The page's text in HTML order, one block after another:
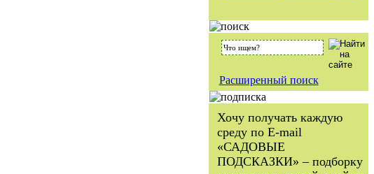
Расширенный поиск
Хочу получать каждую
среду по E-mail
«САДОВЫЕ
ПОДСКАЗКИ» – подборку